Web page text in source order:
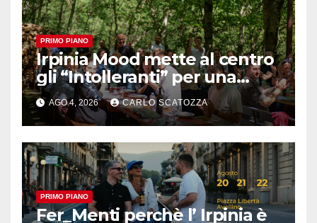
PRIMO PIANO
Irpinia Mood mette al centro
gli “Intolleranti” per una
rivoluzione sostenibile del
cibo
AGO 4, 2026 CARLO SCATOZZA
PRIMO PIANO
Fer_Menti perchè l’ Irpinia è